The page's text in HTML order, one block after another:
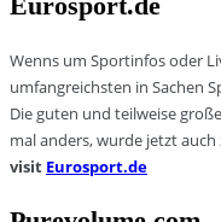
Wenns um Sportinfos oder
umfangreichsten in Sachen
Die guten und teilweise
mal anders, wurde jetzt
visit Eurosport.de